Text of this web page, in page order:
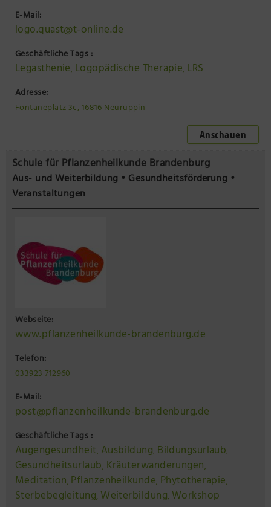
E-Mail:
logo.quast@t-online.de
Geschäftliche Tags :
Legasthenie, Logopädische Therapie, LRS
Adresse:
Fontaneplatz 3c, 16816 Neuruppin
Anschauen
Schule für Pflanzenheilkunde Brandenburg
Aus- und Weiterbildung • Gesundheitsförderung •
Veranstaltungen
Webseite:
www.pflanzenheilkunde-brandenburg.de
Telefon:
033923 712960
E-Mail:
post@pflanzenheilkunde-brandenburg.de
Geschäftliche Tags :
Augengesundheit, Ausbildung, Bildungsurlaub,
Gesundheitsurlaub, Kräuterwanderungen,
Meditation, Pflanzenheilkunde, Phytotherapie,
Sterbebegleitung, Weiterbildung, Workshop